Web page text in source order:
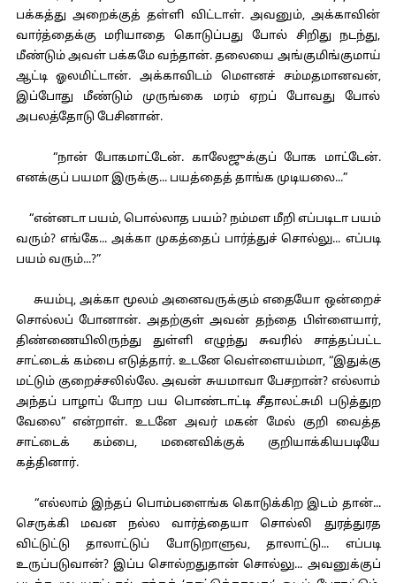
பக்கத்து அறைக்குத் தள்ளி விட்டாள். அவனும், அக்காவின்
வார்த்தைக்கு மரியாதை கொடுப்பது போல் சிறிது நடந்து,
மீண்டும் அவள் பக்கமே வந்தான். தலையை அங்குமிங்குமாய்
ஆட்டி ஓலமிட்டான். அக்காவிடம் மௌனச் சம்மதமானவன்,
இப்போது மீண்டும் முருங்கை மரம் ஏறப் போவது போல்
அபலத்தோடு பேசினான்.
“நான் போகமாட்டேன். காலேஜுக்குப் போக மாட்டேன்.
எனக்குப் பயமா இருக்கு... பயத்தைத் தாங்க முடியலை...”
“என்னடா பயம், பொல்லாத பயம்? நம்மள மீறி எப்படிடா பயம்
வரும்? எங்கே... அக்கா முகத்தைப் பார்த்துச் சொல்லு... எப்படி
பயம் வரும்...?”
சுயம்பு, அக்கா மூலம் அனைவருக்கும் எதையோ ஒன்றைச்
சொல்லப் போனான். அதற்குள் அவன் தந்தை பிள்ளையார்,
திண்ணையிலிருந்து துள்ளி எழுந்து சுவரில் சாத்தப்பட்ட
சாட்டைக் கம்பை எடுத்தார். உடனே வெள்ளையம்மா, “இதுக்கு
மட்டும் குறைச்சலில்லே. அவன் சுயமாவா பேசறான்? எல்லாம்
அந்தப் பாழாப் போற பய பொண்டாட்டி சீதாலட்சுமி படுத்துற
வேலை” என்றாள். உடனே அவர் மகன் மேல் குறி வைத்த
சாட்டைக் கம்பை, மனைவிக்குக் குறியாக்கியபடியே
கத்தினார்.
“எல்லாம் இந்தப் பொம்பளைங்க கொடுக்கிற இடம் தான்...
செருக்கி மவன நல்ல வார்த்தையா சொல்லி துரத்துரத
விட்டுட்டு தாலாட்டுப் போடுறாளுவ, தாலாட்டு... எப்படி
உருப்படுவான்? இப்ப சொல்றதுதான் சொல்லு... அவனுக்குப்